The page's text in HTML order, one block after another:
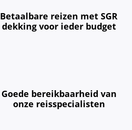
Betaalbare reizen met SGR
dekking voor ieder budget
Goede bereikbaarheid van
onze reisspecialisten